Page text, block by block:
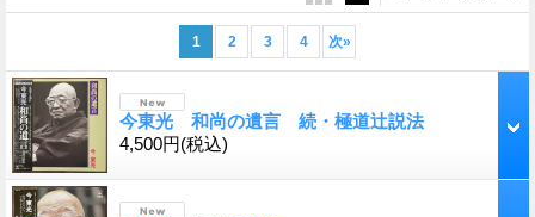
1 2 3 4 次»
今東光 和尚の遺言 続・極道辻説法
4,500円(税込)